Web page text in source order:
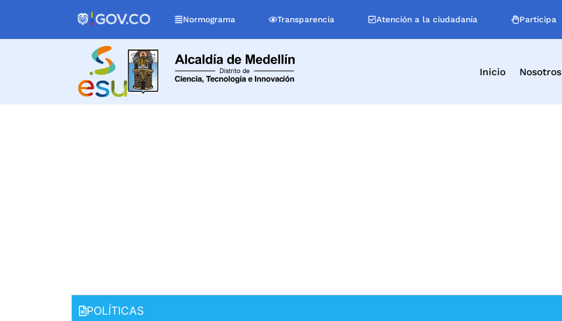
Normograma Transparencia Atención a la ciudadanía Participa
Inicio Nosotros
POLÍTICAS